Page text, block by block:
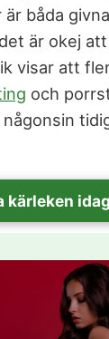
båda
är okej att
visar att
och
kärleken idag